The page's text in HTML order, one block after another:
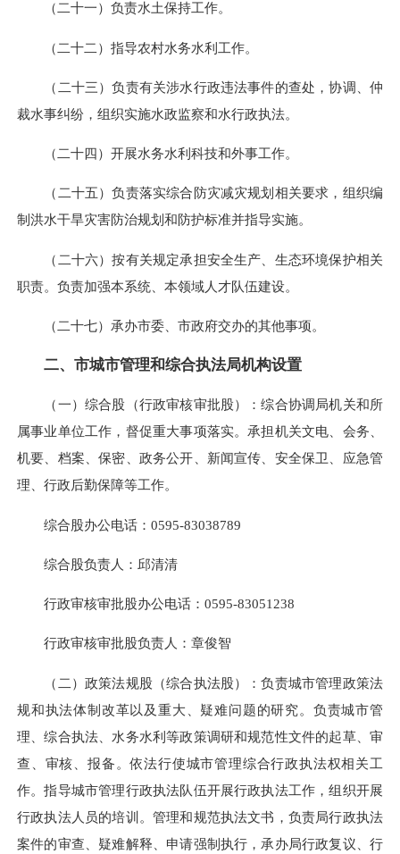
（二十一）负责水土保持工作。
（二十二）指导农村水务水利工作。
（二十三）负责有关涉水行政违法事件的查处，协调、仲
裁水事纠纷，组织实施水政监察和水行政执法。
（二十四）开展水务水利科技和外事工作。
（二十五）负责落实综合防灾减灾规划相关要求，组织编
制洪水干旱灾害防治规划和防护标准并指导实施。
（二十六）按有关规定承担安全生产、生态环境保护相关
职责。负责加强本系统、本领域人才队伍建设。
（二十七）承办市委、市政府交办的其他事项。
二、市城市管理和综合执法局机构设置
（一）综合股（行政审核审批股）：综合协调局机关和所
属事业单位工作，督促重大事项落实。承担机关文电、会务、
机要、档案、保密、政务公开、新闻宣传、安全保卫、应急管
理、行政后勤保障等工作。
综合股办公电话： 0595-83038789
综合股负责人：邱清清
行政审核审批股办公电话： 0595-83051238
行政审核审批股负责人：章俊智
（二）政策法规股（综合执法股）：负责城市管理政策法
规和执法体制改革以及重大、疑难问题的研究。负责城市管
理、综合执法、水务水利等政策调研和规范性文件的起草、审
查、审核、报备。依法行使城市管理综合行政执法权相关工
作。指导城市管理行政执法队伍开展行政执法工作，组织开展
行政执法人员的培训。管理和规范执法文书，负责局行政执法
案件的审查、疑难解释、申请强制执行，承办局行政复议、行